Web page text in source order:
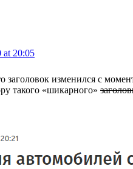
at 20:05
заголовок изменился с
такого «шикарного»